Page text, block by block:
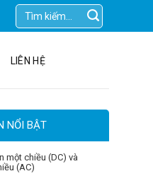
Tìm
kiếm:
LIÊN HỆ
NỔI BẬT
một chiều (DC) và
(AC)